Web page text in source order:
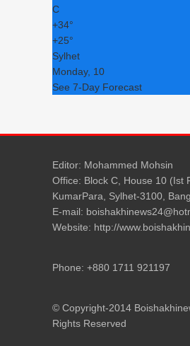
C
+34°
+25°
Sylhet
Monday, 10
See 7-Day Forecast
Editor: Mohammed Mohsin
Office: Block C, House 10 (Ist
KumarPara, Sylhet-3100,
E-mail:
Website: http://
Phone: +880 1711 921197
© Copyright-2014
Rights Reserved